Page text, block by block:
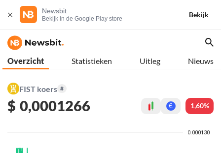
Newsbit
Bekijk in de Google Play store
Bekijk
Overzicht Statistieken Uitleg Nieuws
FIST koers #
$ 0,0001266 € 1,60%